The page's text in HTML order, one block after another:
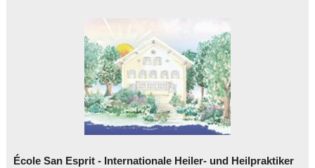
École San Esprit - Internationale Heiler- und Heilpraktiker